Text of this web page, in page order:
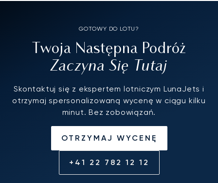
GOTOWY DO LOTU?
Twoja Następna Podróż
Zaczyna Się Tutaj
Skontaktuj się z ekspertem lotniczym LunaJets i
otrzymaj spersonalizowaną wycenę w ciągu kilku
minut. Bez zobowiązań.
OTRZYMAJ WYCENĘ
+41 22 782 12 12